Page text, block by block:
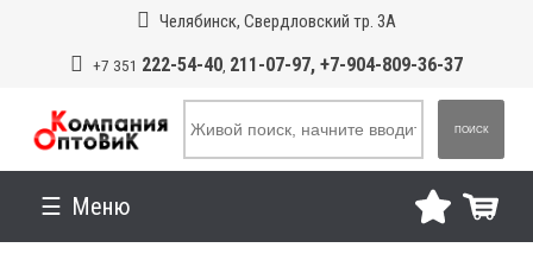
Челябинск, Свердловский тр. 3А
+7 351 222-54-40, 211-07-97, +7-904-809-36-37
ПОИСК
Меню